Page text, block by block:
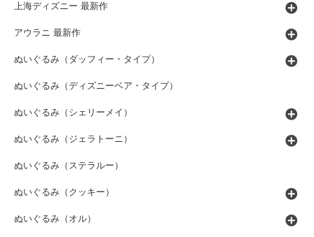
上海ディズニー 最新作
アウラニ 最新作
ぬいぐるみ（ダッフィー・タイプ）
ぬいぐるみ（ディズニーベア・タイプ）
ぬいぐるみ（シェリーメイ）
ぬいぐるみ（ジェラトーニ）
ぬいぐるみ（ステラルー）
ぬいぐるみ（クッキー）
ぬいぐるみ（オル）